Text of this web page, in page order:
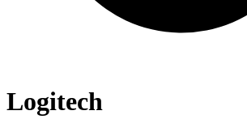
Logitech